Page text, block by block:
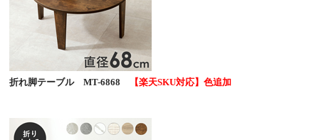
折れ脚テーブル MT-6868 【楽天SKU対応】色追加